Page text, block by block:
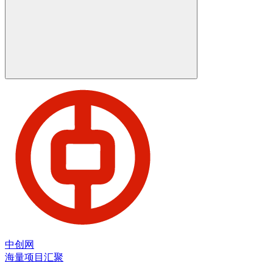
中创网
海量项目汇聚